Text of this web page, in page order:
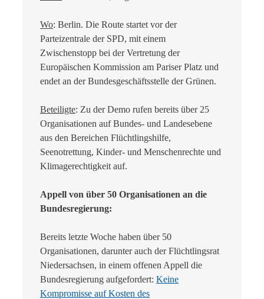
Wo: Berlin. Die Route startet vor der
Parteizentrale der SPD, mit einem
Zwischenstopp bei der Vertretung der
Europäischen Kommission am Pariser Platz und
endet an der Bundesgeschäftsstelle der Grünen.
Beteiligte: Zu der Demo rufen bereits über 25
Organisationen auf Bundes- und Landesebene
aus den Bereichen Flüchtlingshilfe,
Seenotrettung, Kinder- und Menschenrechte und
Klimagerechtigkeit auf.
Appell von über 50 Organisationen an die
Bundesregierung:
Bereits letzte Woche haben über 50
Organisationen, darunter auch der Flüchtlingsrat
Niedersachsen, in einem offenen Appell die
Bundesregierung aufgefordert: Keine
Kompromisse auf Kosten des